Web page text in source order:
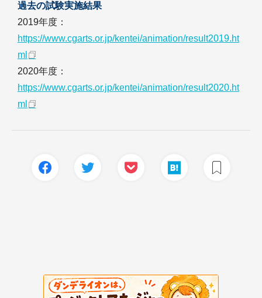
過去の試験実施結果
2019年度：
https://www.cgarts.or.jp/kentei/animation/result2019.ht
ml
2020年度：
https://www.cgarts.or.jp/kentei/animation/result2020.ht
ml